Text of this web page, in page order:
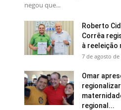
negou que...
Roberto
Corrêa
à reeleição
7 de agosto de
Omar
regional...